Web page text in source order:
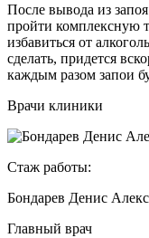
После вывода из запоя
пройти комплексную
избавиться от
сделать, придется
каждым разом запои
Врачи клиники
Стаж работы:
Бондарев Денис
Главный врач